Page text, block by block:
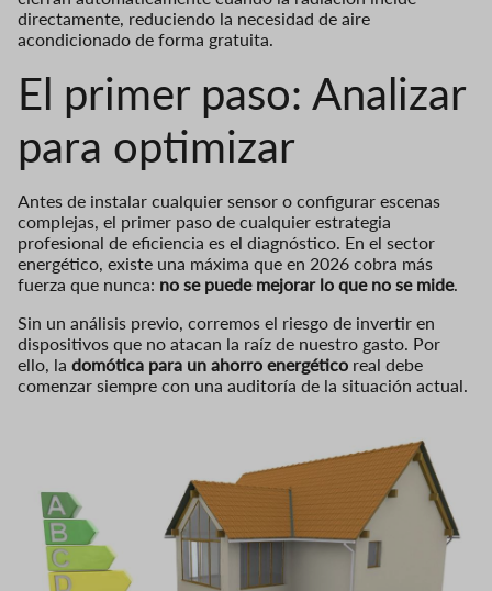
directamente, reduciendo la necesidad de aire
acondicionado de forma gratuita.
El primer paso: Analizar
para optimizar
Antes de instalar cualquier sensor o configurar escenas
complejas, el primer paso de cualquier estrategia
profesional de eficiencia es el diagnóstico. En el sector
energético, existe una máxima que en 2026 cobra más
fuerza que nunca: no se puede mejorar lo que no se mide.
Sin un análisis previo, corremos el riesgo de invertir en
dispositivos que no atacan la raíz de nuestro gasto. Por
ello, la domótica para un ahorro energético real debe
comenzar siempre con una auditoría de la situación actual.